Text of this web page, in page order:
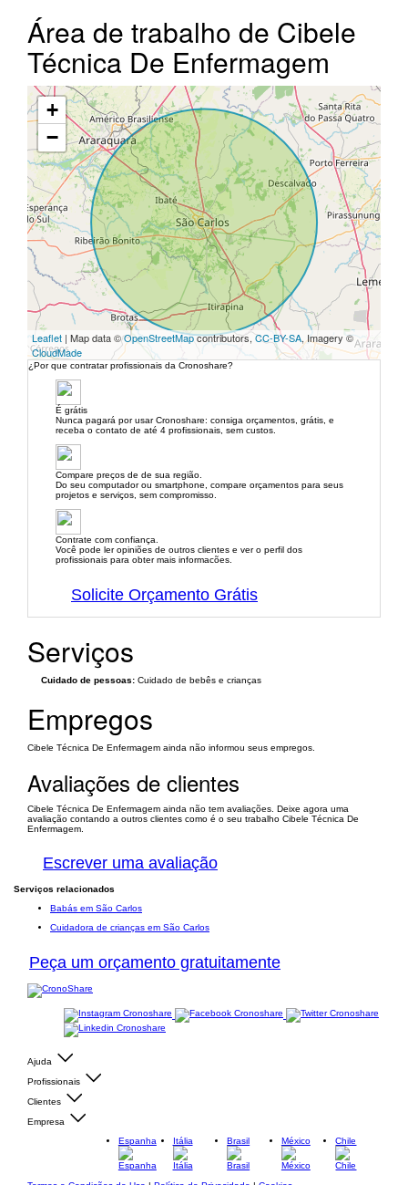
Área de trabalho de Cibele
Técnica De Enfermagem
+
−
Leaflet | Map data ©OpenStreetMapcontributors,CC-BY-SA, Imagery ©
CloudMade
¿Por que contratar profissionais da Cronoshare?
É grátis
Nunca pagará por usar Cronoshare: consiga orçamentos, grátis, e
receba o contato de até 4 profissionais, sem custos.
Compare preços de de sua região.
Do seu computador ou smartphone, compare orçamentos para seus
projetos e serviços, sem compromisso.
Contrate com confiança.
Você pode ler opiniões de outros clientes e ver o perfil dos
profissionais para obter mais informacões.
Solicite Orçamento Grátis
Serviços
Cuidado de pessoas: Cuidado de bebês e crianças
Empregos
Cibele Técnica De Enfermagem ainda não informou seus empregos.
Avaliações de clientes
Cibele Técnica De Enfermagem ainda não tem avaliações. Deixe agora uma
avaliação contando a outros clientes como é o seu trabalho Cibele Técnica De
Enfermagem.
Escrever uma avaliação
Serviços relacionados
Babás em São Carlos
Cuidadora de crianças em São Carlos
Peça um orçamento gratuitamente
Ajuda
Profissionais
Clientes
Empresa
Espanha
Itália Brasil México Chile